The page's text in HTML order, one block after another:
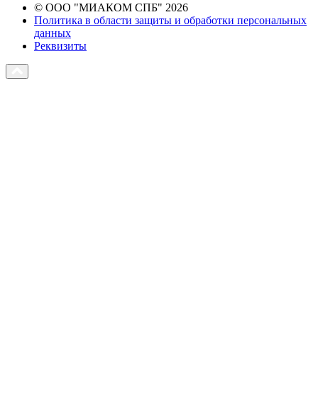
© ООО "МИАКОМ СПБ" 2026
Политика в области защиты и обработки персональных
данных
Реквизиты